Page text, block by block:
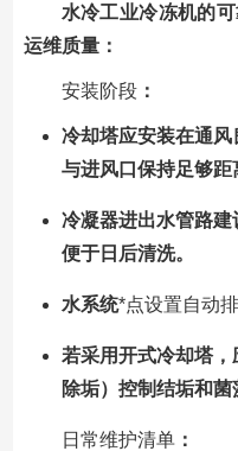
水冷工业冷冻机的
运维质量：
安装阶段：
冷却塔应安装在通风
与进风口保持足够距
冷凝器进出水管路建
便于日后清洗。
水系统*点设置自动
若采用开式冷却塔
除垢）控制结垢和菌
日常维护清单：